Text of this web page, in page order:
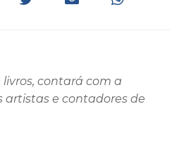
contará com a
artistas e contadores de